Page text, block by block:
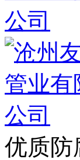
优质防